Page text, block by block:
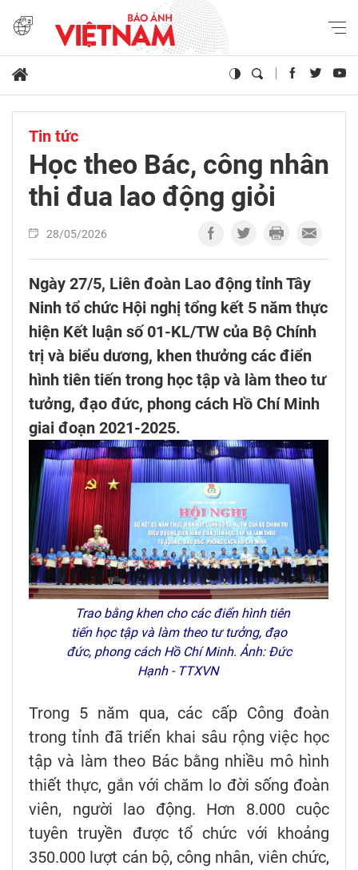
Tin tức
Học theo Bác, công nhân
thi đua lao động giỏi
28/05/2026
Ngày 27/5, Liên đoàn Lao động tỉnh Tây
Ninh tổ chức Hội nghị tổng kết 5 năm thực
hiện Kết luận số 01-KL/TW của Bộ Chính
trị và biểu dương, khen thưởng các điển
hình tiên tiến trong học tập và làm theo tư
tưởng, đạo đức, phong cách Hồ Chí Minh
giai đoạn 2021-2025.
Trao bằng khen cho các điển hình tiên
tiến học tập và làm theo tư tưởng, đạo
đức, phong cách Hồ Chí Minh. Ảnh: Đức
Hạnh - TTXVN
Trong 5 năm qua, các cấp Công đoàn
trong tỉnh đã triển khai sâu rộng việc học
tập và làm theo Bác bằng nhiều mô hình
thiết thực, gắn với chăm lo đời sống đoàn
viên, người lao động. Hơn 8.000 cuộc
tuyên truyền được tổ chức với khoảng
350.000 lượt cán bộ, công nhân, viên chức,